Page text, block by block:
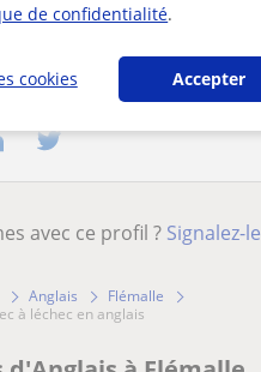
avec ce profil ? Signalez-le
Anglais
Flémalle
à léchec en anglais
de confidentialité.
cookies Accepter